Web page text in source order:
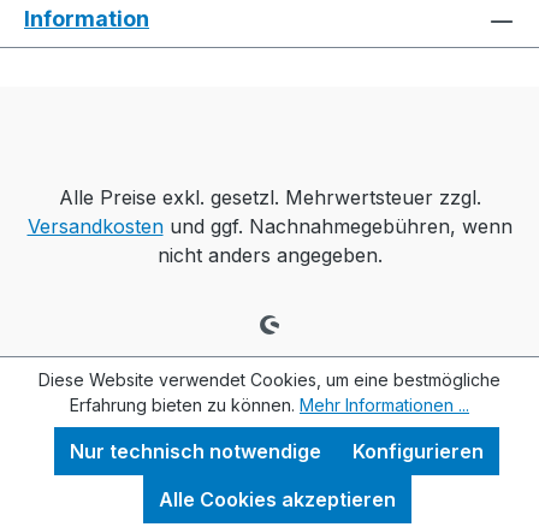
Information
Alle Preise exkl. gesetzl. Mehrwertsteuer zzgl.
Versandkostenund ggf. Nachnahmegebühren, wenn
nicht anders angegeben.
Diese Website verwendet Cookies, um eine bestmögliche
Erfahrung bieten zu können. Mehr Informationen ...
Nur technisch notwendige
Konfigurieren
Alle Cookies akzeptieren